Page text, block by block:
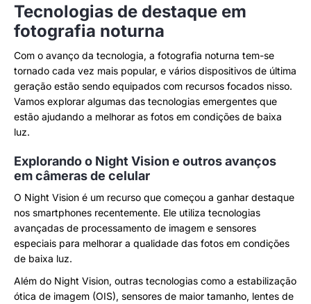
Tecnologias de destaque em
fotografia noturna
Com o avanço da tecnologia, a fotografia noturna tem-se
tornado cada vez mais popular, e vários dispositivos de última
geração estão sendo equipados com recursos focados nisso.
Vamos explorar algumas das tecnologias emergentes que
estão ajudando a melhorar as fotos em condições de baixa
luz.
Explorando o Night Vision e outros avanços
em câmeras de celular
O Night Vision é um recurso que começou a ganhar destaque
nos smartphones recentemente. Ele utiliza tecnologias
avançadas de processamento de imagem e sensores
especiais para melhorar a qualidade das fotos em condições
de baixa luz.
Além do Night Vision, outras tecnologias como a estabilização
ótica de imagem (OIS), sensores de maior tamanho, lentes de